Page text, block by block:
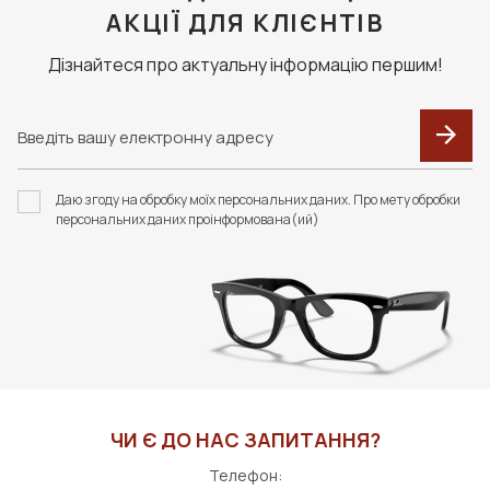
АКЦІЇ ДЛЯ КЛІЄНТІВ
Дізнайтеся про актуальну інформацію першим!
Даю згоду на обробку моїх персональних даних. Про мету обробки
персональних даних проінформована(ий)
ЧИ Є ДО НАС ЗАПИТАННЯ?
Телефон: